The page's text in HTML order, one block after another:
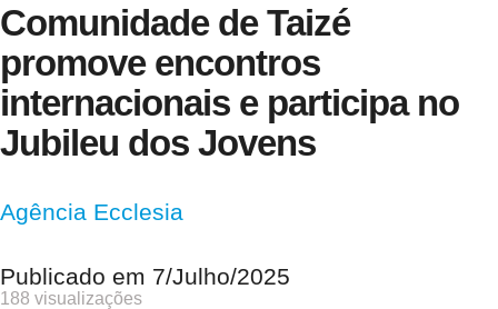
Comunidade de Taizé
promove encontros
internacionais e participa no
Jubileu dos Jovens
Agência Ecclesia
Publicado em 7/Julho/2025
188 visualizações